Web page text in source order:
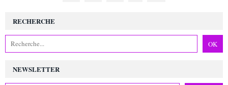
NEWSLETTER
RECHERCHE